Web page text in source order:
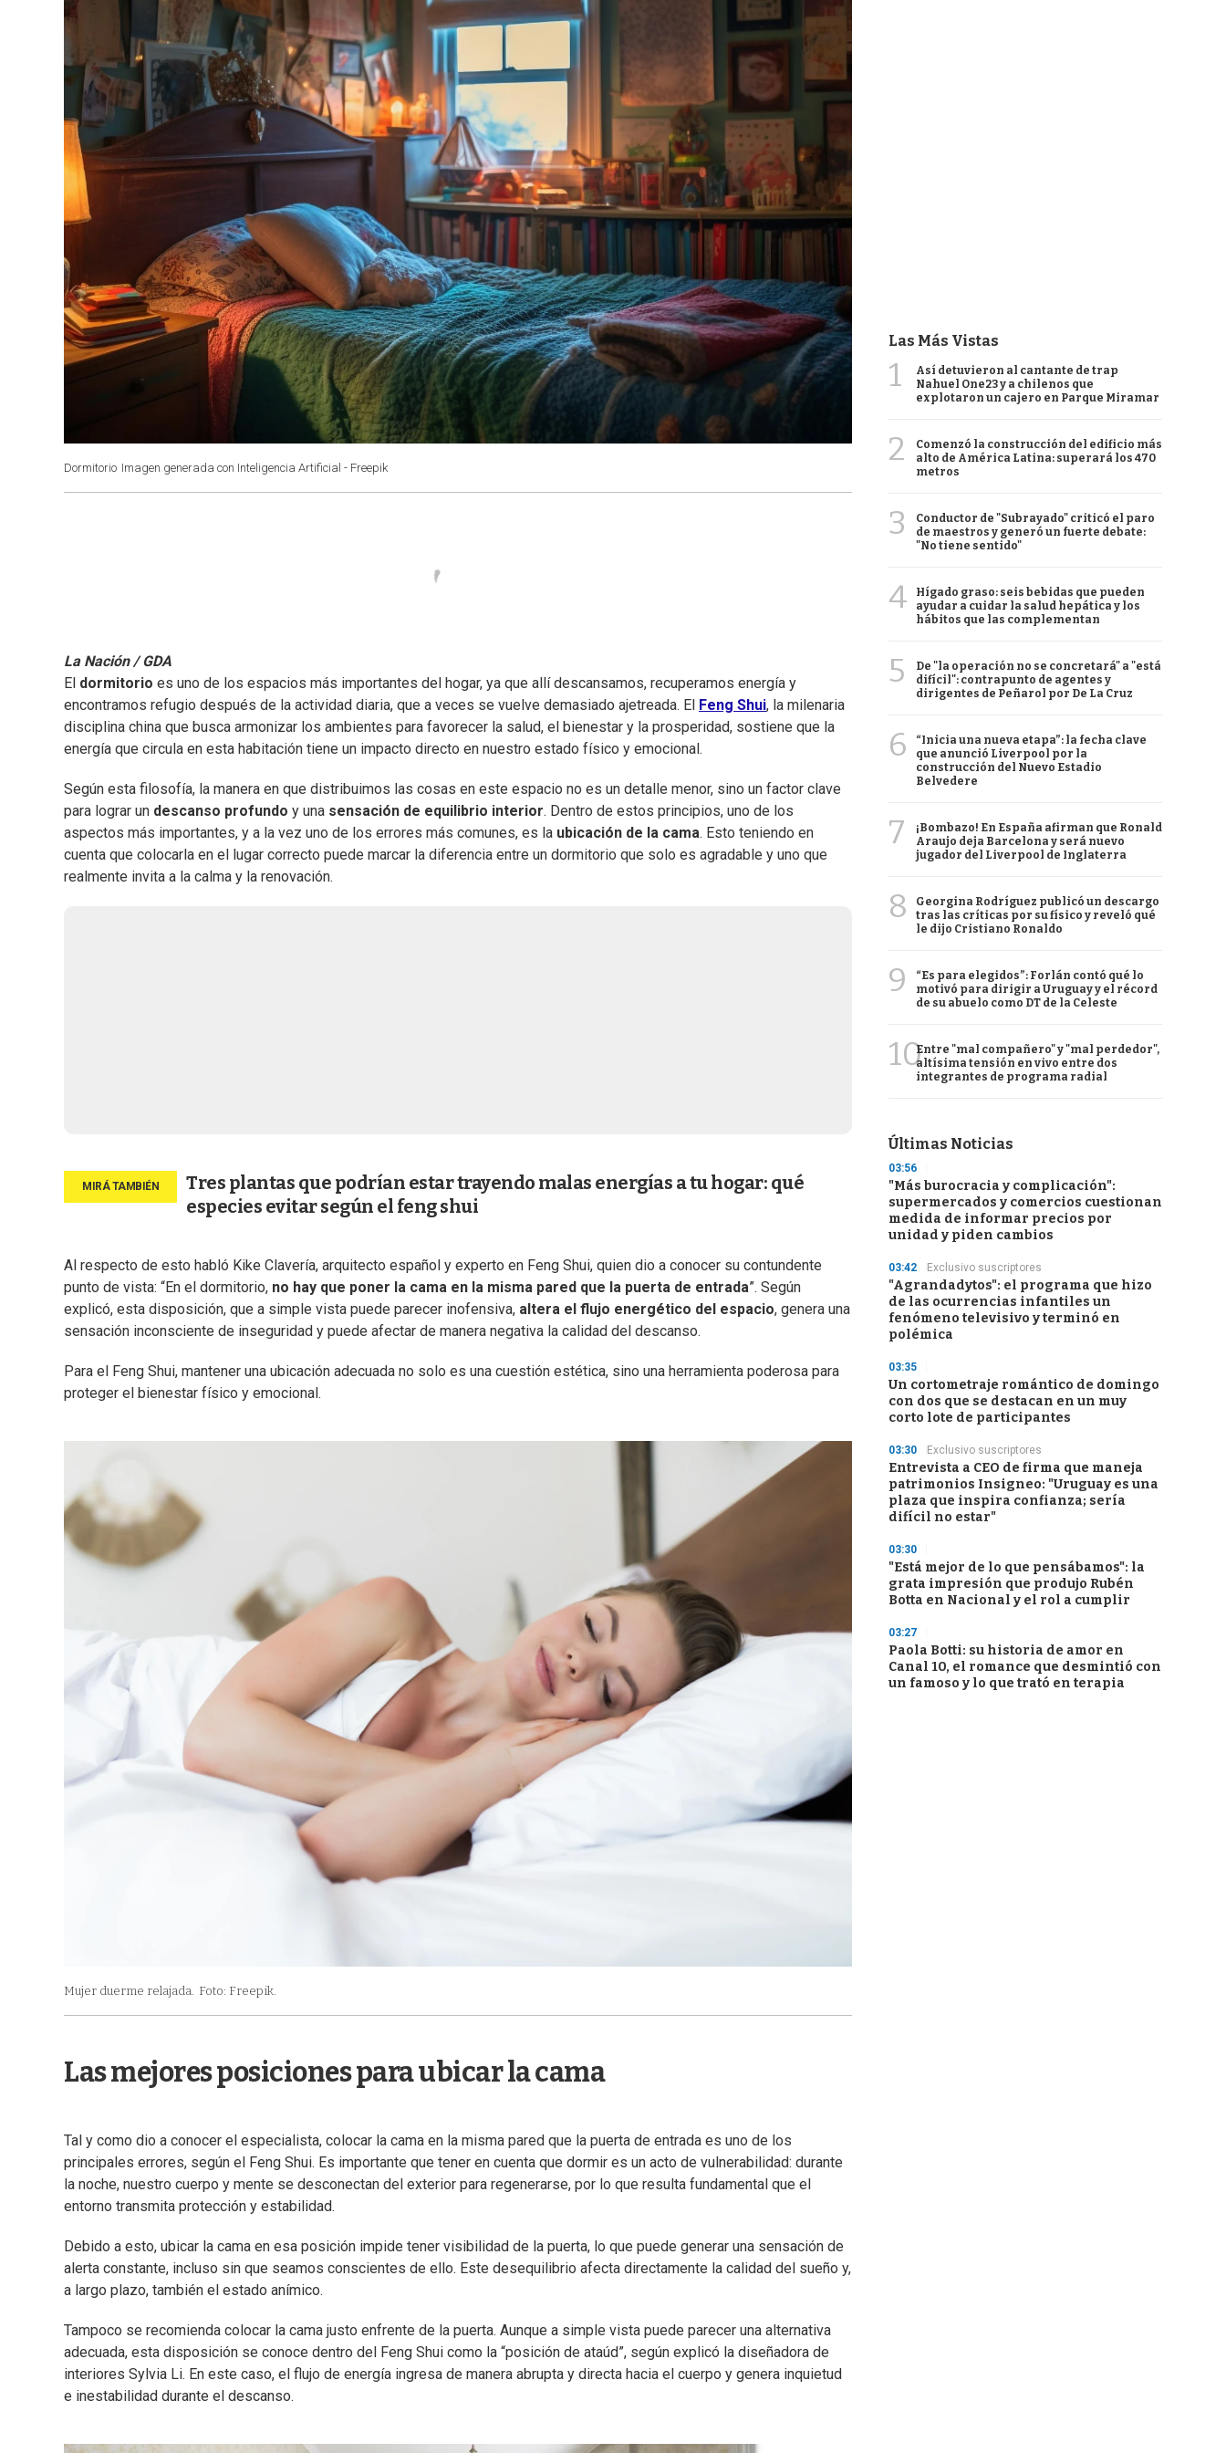
Dormitorio Imagen generada con Inteligencia Artificial - Freepik
La Nación / GDA
El dormitorio es uno de los espacios más importantes del hogar, ya que allí descansamos, recuperamos energía y
encontramos refugio después de la actividad diaria, que a veces se vuelve demasiado ajetreada. El Feng Shui, la milenaria
disciplina china que busca armonizar los ambientes para favorecer la salud, el bienestar y la prosperidad, sostiene que la
energía que circula en esta habitación tiene un impacto directo en nuestro estado físico y emocional.
Según esta filosofía, la manera en que distribuimos las cosas en este espacio no es un detalle menor, sino un factor clave
para lograr un descanso profundo y una sensación de equilibrio interior. Dentro de estos principios, uno de los
aspectos más importantes, y a la vez uno de los errores más comunes, es la ubicación de la cama. Esto teniendo en
cuenta que colocarla en el lugar correcto puede marcar la diferencia entre un dormitorio que solo es agradable y uno que
realmente invita a la calma y la renovación.
Tres plantas que podrían estar trayendo malas energías a tu hogar: qué
especies evitar según el feng shui
Al respecto de esto habló Kike Clavería, arquitecto español y experto en Feng Shui, quien dio a conocer su contundente
punto de vista: “En el dormitorio, no hay que poner la cama en la misma pared que la puerta de entrada”. Según
explicó, esta disposición, que a simple vista puede parecer inofensiva, altera el flujo energético del espacio, genera una
sensación inconsciente de inseguridad y puede afectar de manera negativa la calidad del descanso.
Para el Feng Shui, mantener una ubicación adecuada no solo es una cuestión estética, sino una herramienta poderosa para
proteger el bienestar físico y emocional.
Mujer duerme relajada. Foto: Freepik.
Las mejores posiciones para ubicar la cama
Tal y como dio a conocer el especialista, colocar la cama en la misma pared que la puerta de entrada es uno de los
principales errores, según el Feng Shui. Es importante que tener en cuenta que dormir es un acto de vulnerabilidad: durante
la noche, nuestro cuerpo y mente se desconectan del exterior para regenerarse, por lo que resulta fundamental que el
entorno transmita protección y estabilidad.
Debido a esto, ubicar la cama en esa posición impide tener visibilidad de la puerta, lo que puede generar una sensación de
alerta constante, incluso sin que seamos conscientes de ello. Este desequilibrio afecta directamente la calidad del sueño y,
a largo plazo, también el estado anímico.
Tampoco se recomienda colocar la cama justo enfrente de la puerta. Aunque a simple vista puede parecer una alternativa
adecuada, esta disposición se conoce dentro del Feng Shui como la “posición de ataúd”, según explicó la diseñadora de
interiores Sylvia Li. En este caso, el flujo de energía ingresa de manera abrupta y directa hacia el cuerpo y genera inquietud
e inestabilidad durante el descanso.
Las Más Vistas
1
Así detuvieron al cantante de trap
Nahuel One23 y a chilenos que
explotaron un cajero en Parque Miramar
2
Comenzó la construcción del edificio más
alto de América Latina: superará los 470
metros
3
Conductor de "Subrayado" criticó el paro
de maestros y generó un fuerte debate:
"No tiene sentido"
4
Hígado graso: seis bebidas que pueden
ayudar a cuidar la salud hepática y los
hábitos que las complementan
5
De "la operación no se concretará" a "está
difícil": contrapunto de agentes y
dirigentes de Peñarol por De La Cruz
6
“Inicia una nueva etapa”: la fecha clave
que anunció Liverpool por la
construcción del Nuevo Estadio
Belvedere
7
¡Bombazo! En España afirman que Ronald
Araujo deja Barcelona y será nuevo
jugador del Liverpool de Inglaterra
8
Georgina Rodríguez publicó un descargo
tras las críticas por su físico y reveló qué
le dijo Cristiano Ronaldo
9
“Es para elegidos”: Forlán contó qué lo
motivó para dirigir a Uruguay y el récord
de su abuelo como DT de la Celeste
10Entre "mal compañero" y "mal perdedor",
altísima tensión en vivo entre dos
integrantes de programa radial
Últimas Noticias
03:56
"Más burocracia y complicación":
supermercados y comercios cuestionan
medida de informar precios por
unidad y piden cambios
03:42 Exclusivo suscriptores
"Agrandadytos": el programa que hizo
de las ocurrencias infantiles un
fenómeno televisivo y terminó en
polémica
03:35
Un cortometraje romántico de domingo
con dos que se destacan en un muy
corto lote de participantes
03:30 Exclusivo suscriptores
Entrevista a CEO de firma que maneja
patrimonios Insigneo: "Uruguay es una
plaza que inspira confianza; sería
difícil no estar"
03:30
"Está mejor de lo que pensábamos": la
grata impresión que produjo Rubén
Botta en Nacional y el rol a cumplir
03:27
Paola Botti: su historia de amor en
Canal 10, el romance que desmintió con
un famoso y lo que trató en terapia